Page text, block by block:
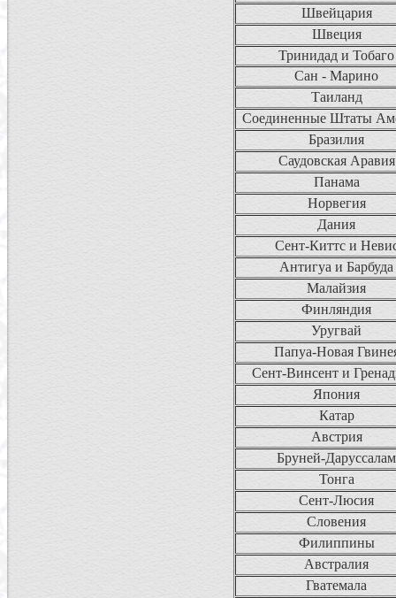
Швейцария
Швеция
Тринидад и Тобаго
Сан - Марино
Таиланд
Соединенные Штаты
Бразилия
Саудовская Аравия
Панама
Норвегия
Дания
Сент-Киттс и
Антигуа и Барбуда
Малайзия
Финляндия
Уругвай
Папуа-Новая
Сент-Винсент и
Япония
Катар
Австрия
Бруней-Даруссалам
Тонга
Сент-Люсия
Словения
Филиппины
Австралия
Гватемала